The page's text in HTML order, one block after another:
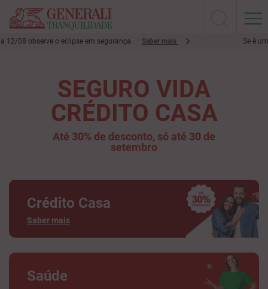
08 observe o eclipse em segurança. Saber mais Se é um
SEGURO VIDA
CRÉDITO CASA
Até 30% de desconto, só até 30 de
setembro
Crédito Casa
Saber mais
Saúde